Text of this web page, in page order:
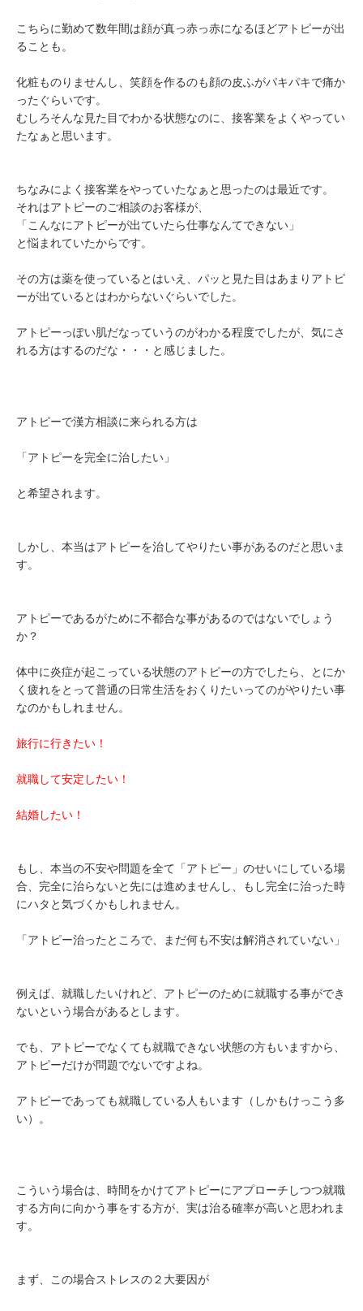
こちらに勤めて数年間は顔が真っ赤っ赤になるほどアトピーが出
ることも。
化粧ものりませんし、笑顔を作るのも顔の皮ふがパキパキで痛か
ったぐらいです。
むしろそんな見た目でわかる状態なのに、接客業をよくやってい
たなぁと思います。
ちなみによく接客業をやっていたなぁと思ったのは最近です。
それはアトピーのご相談のお客様が、
「こんなにアトピーが出ていたら仕事なんてできない」
と悩まれていたからです。
その方は薬を使っているとはいえ、パッと見た目はあまりアトピ
ーが出ているとはわからないぐらいでした。
アトピーっぽい肌だなっていうのがわかる程度でしたが、気にさ
れる方はするのだな・・・と感じました。
アトピーで漢方相談に来られる方は
「アトピーを完全に治したい」
と希望されます。
しかし、本当はアトピーを治してやりたい事があるのだと思いま
す。
アトピーであるがために不都合な事があるのではないでしょう
か？
体中に炎症が起こっている状態のアトピーの方でしたら、とにか
く疲れをとって普通の日常生活をおくりたいってのがやりたい事
なのかもしれません。
旅行に行きたい！
就職して安定したい！
結婚したい！
もし、本当の不安や問題を全て「アトピー」のせいにしている場
合、完全に治らないと先には進めませんし、もし完全に治った時
にハタと気づくかもしれません。
「アトピー治ったところで、まだ何も不安は解消されていない」
例えば、就職したいけれど、アトピーのために就職する事ができ
ないという場合があるとします。
でも、アトピーでなくても就職できない状態の方もいますから、
アトピーだけが問題でないですよね。
アトピーであっても就職している人もいます（しかもけっこう多
い）。
こういう場合は、時間をかけてアトピーにアプローチしつつ就職
する方向に向かう事をする方が、実は治る確率が高いと思われま
す。
まず、この場合ストレスの２大要因が